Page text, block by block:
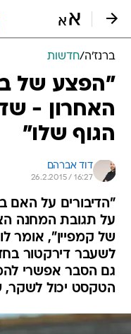
ברנז'ה/חדשות
"הפצע של
האחרון -
הגוף שלו"
דוד אברהם
26.2.2015 / 16:27
"הדיבורים על האם
על תגובת המחנה
של קמפיין", אומר
גם הסבר אפשרי
הטקסט יכול לשקר,